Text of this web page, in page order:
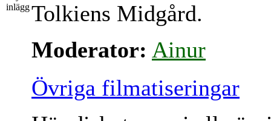
Tolkiens Midgård.
Moderator: Ainur
Övriga filmatiseringar